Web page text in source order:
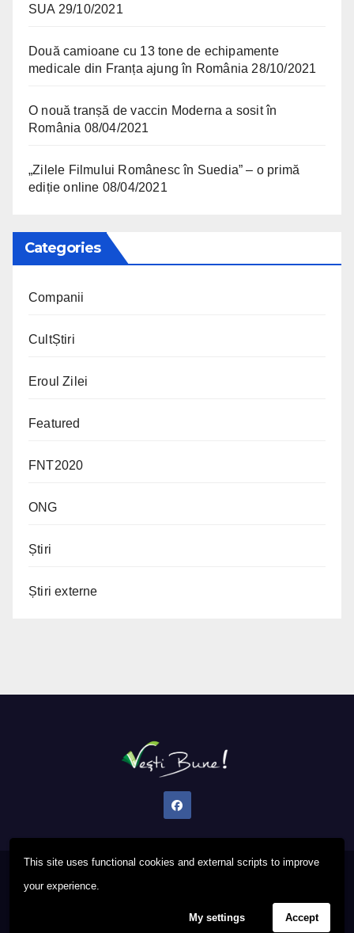
This site uses functional cookies and external scripts to improve
your experience.
My settings Accept
SUA 29/10/2021
Două camioane cu 13 tone de echipamente
medicale din Franța ajung în România 28/10/2021
O nouă tranșă de vaccin Moderna a sosit în
România 08/04/2021
„Zilele Filmului Românesc în Suedia” – o primă
ediție online 08/04/2021
Categories
Companii
CultȘtiri
Eroul Zilei
Featured
FNT2020
ONG
Știri
Știri externe
Proudly powered by WordPress
Privacy PolicyFAQ